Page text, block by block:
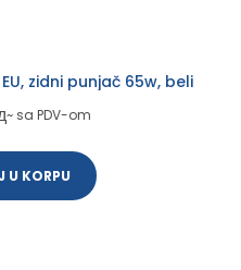
EU, zidni punjač 65w, beli
~ sa PDV-om
U KORPU